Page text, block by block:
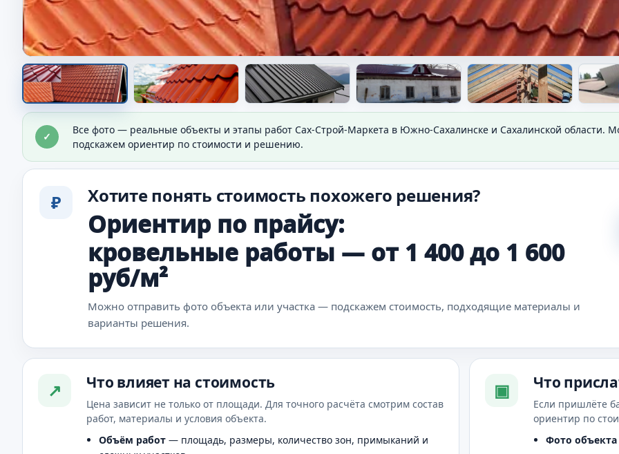
Скатная кровля на доме
Видно форму крыши и общий результат покрытия.
✓
Все фото — реальные объекты и этапы работ Сах-Строй-Маркета в Южно-Сахалинске и Сахалинской
подскажем ориентир по стоимости и решению.
₽ Хотите понять стоимость похожего решения?
Ориентир по прайсу:
кровельные работы — от 1 400 до 1 600
руб/м²
Можно отправить фото объекта или участка — подскажем стоимость, подходящие материалы и
варианты решения.
↗ Что влияет на стоимость
Цена зависит не только от площади. Для точного расчёта смотрим состав
работ, материалы и условия объекта.
Объём работ — площадь, размеры, количество зон, примыканий и
▣ Что
Если пришлёте
ориентир по
Фото объекта